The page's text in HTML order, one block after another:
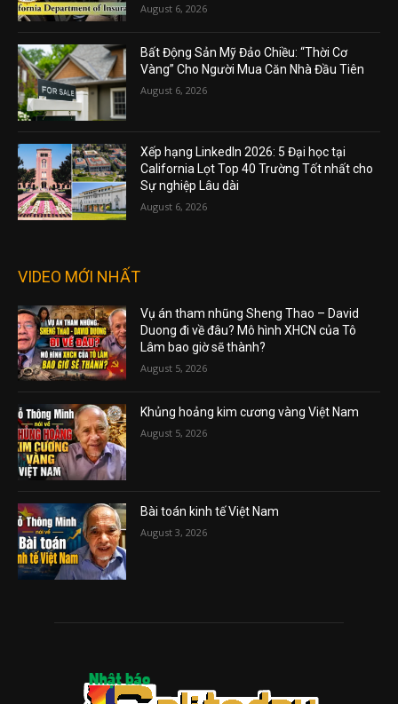
August 6, 2026
Bất Động Sản Mỹ Đảo Chiều: “Thời Cơ
Vàng” Cho Người Mua Căn Nhà Đầu Tiên
August 6, 2026
Xếp hạng LinkedIn 2026: 5 Đại học tại
California Lọt Top 40 Trường Tốt nhất cho
Sự nghiệp Lâu dài
August 6, 2026
VIDEO MỚI NHẤT
Vụ án tham nhũng Sheng Thao – David
Duong đi về đâu? Mô hình XHCN của Tô
Lâm bao giờ sẽ thành?
August 5, 2026
Khủng hoảng kim cương vàng Việt Nam
August 5, 2026
Bài toán kinh tế Việt Nam
August 3, 2026